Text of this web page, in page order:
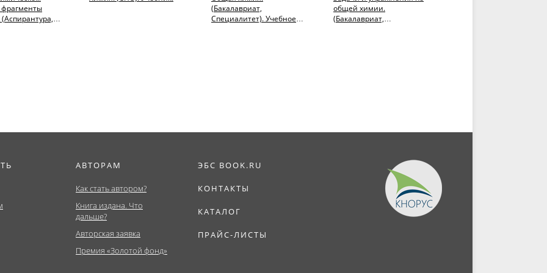
фрагменты
(Бакалавриат,
Специалитет). Учебное
общей химии.
(Бакалавриат,
АВТОРАМ
Как стать автором?
Книга издана. Что
дальше?
Авторская заявка
Премия «Золотой фонд»
ЭБС BOOK.RU
КОНТАКТЫ
КАТАЛОГ
ПРАЙС-ЛИСТЫ